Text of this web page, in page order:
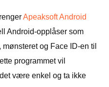
Apeaksoft Android
Android-opplåser som
og Face ID-en til
programmet vil
være enkel og ta ikke